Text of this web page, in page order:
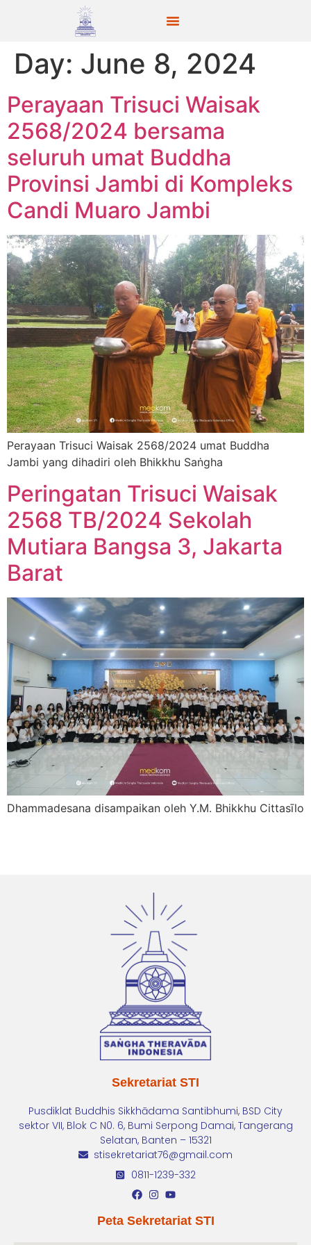
Day: June 8, 2024
Perayaan Trisuci Waisak
2568/2024 bersama
seluruh umat Buddha
Provinsi Jambi di Kompleks
Candi Muaro Jambi
Perayaan Trisuci Waisak 2568/2024 umat Buddha
Jambi yang dihadiri oleh Bhikkhu Saṅgha
Peringatan Trisuci Waisak
2568 TB/2024 Sekolah
Mutiara Bangsa 3, Jakarta
Barat
Dhammadesana disampaikan oleh Y.M. Bhikkhu Cittasīlo
Sekretariat STI
Pusdiklat Buddhis Sikkhādama Santibhumi, BSD City
sektor VII, Blok C N0. 6, Bumi Serpong Damai, Tangerang
Selatan, Banten – 15321
stisekretariat76@gmail.com
0811-1239-332
Peta Sekretariat STI